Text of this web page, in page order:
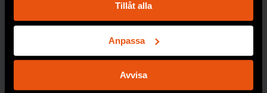
som kan ha en noggrannhet på upp till flera meter
Identifiera din enhet genom att aktivt skanna den
för specifika kännetecken (fingeravtryck)
Ta reda på mer om hur dina personliga uppgifter
Tillåt alla
Anpassa
Avvisa